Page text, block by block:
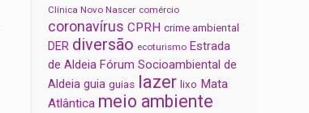
Clínica Novo Nascer comércio
coronavírus CPRH crime ambiental
DER diversão ecoturismo Estrada
de Aldeia Fórum Socioambiental de
Aldeia guia guias lazer lixo Mata
Atlântica meio ambiente